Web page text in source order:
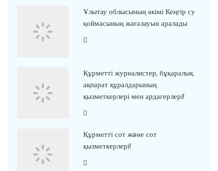
Ұлытау облысының әкімі Кеңгір су
қоймасының жағалауын аралады
Құрметті журналистер, бұқаралық
ақпарат құралдарының
қызметкерлері мен ардагерлері!
Құрметті сот жəне сот
қызметкерлері!